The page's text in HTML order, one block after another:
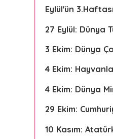
Eylül'ün
27 Eylül: Dünya
3 Ekim: Dünya
4 Ekim:
4 Ekim: Dünya
29 Ekim:
10 Kasım: